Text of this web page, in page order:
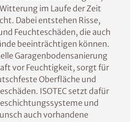
im Laufe der Zeit
Dabei entstehen Risse,
Feuchteschäden, die auch
beeinträchtigen können.
Garagenbodensanierung
vor Feuchtigkeit, sorgt für
Oberfläche und
ISOTEC setzt dafür
und
auch vorhandene